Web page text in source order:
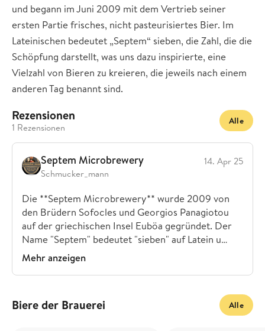
und begann im Juni 2009 mit dem Vertrieb seiner
ersten Partie frisches, nicht pasteurisiertes Bier. Im
Lateinischen bedeutet „Septem“ sieben, die Zahl, die die
Schöpfung darstellt, was uns dazu inspirierte, eine
Vielzahl von Bieren zu kreieren, die jeweils nach einem
anderen Tag benannt sind.
Rezensionen
1 Rezensionen
Alle
Septem Microbrewery
Schmucker_mann
14. Apr 25
Die **Septem Microbrewery** wurde 2009 von
den Brüdern Sofocles und Georgios Panagiotou
auf der griechischen Insel Euböa gegründet. Der
Name "Septem" bedeutet "sieben" auf Latein u…
Mehr anzeigen
Biere der Brauerei Alle